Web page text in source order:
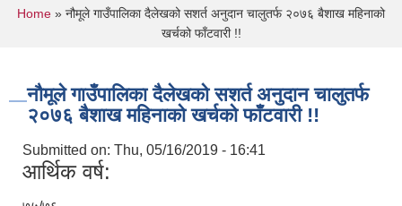
You are here
Home » नौमूले गाउँपालिका दैलेखको सशर्त अनुदान चालुतर्फ २०७६ बैशाख महिनाको
खर्चको फाँटवारी !!
नौमूले गाउँपालिका दैलेखको सशर्त अनुदान चालुतर्फ
२०७६ बैशाख महिनाको खर्चको फाँटवारी !!
Submitted on: Thu, 05/16/2019 - 16:41
आर्थिक वर्ष: